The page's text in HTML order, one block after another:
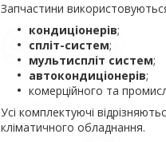
Запчастини
кондиціонерів;
спліт-систем;
мультиспліт систем;
автокондиціонерів;
комерційного та
Усі комплектуючі
кліматичного обладнання.